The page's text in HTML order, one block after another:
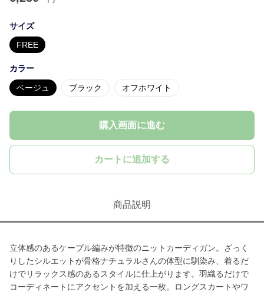
サイズ
FREE
カラー
ベージュ ブラック オフホワイト
購入画面に進む
カートに追加する
商品説明
立体感のあるケーブル編みが特徴のニットカーディガン。ざっく
りしたシルエットが骨格ナチュラルさんの体型に馴染み、着るだ
けでリラックス感のあるスタイルに仕上がります。羽織るだけで
コーディネートにアクセントを加える一枚。ロングスカートやワ